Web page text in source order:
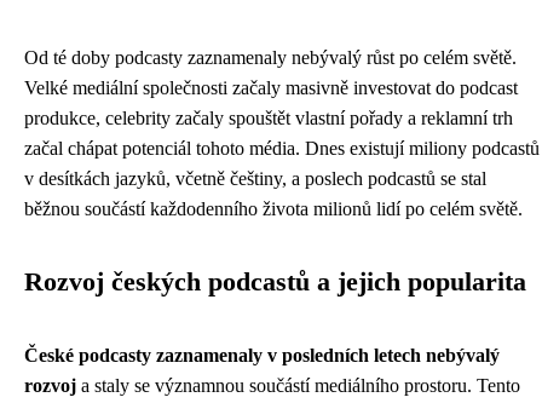
Od té doby podcasty zaznamenaly nebývalý růst po celém světě.
Velké mediální společnosti začaly masivně investovat do podcast
produkce, celebrity začaly spouštět vlastní pořady a reklamní trh
začal chápat potenciál tohoto média. Dnes existují miliony podcastů
v desítkách jazyků, včetně češtiny, a poslech podcastů se stal
běžnou součástí každodenního života milionů lidí po celém světě.
Rozvoj českých podcastů a jejich popularita
České podcasty zaznamenaly v posledních letech nebývalý
rozvoj a staly se významnou součástí mediálního prostoru. Tento